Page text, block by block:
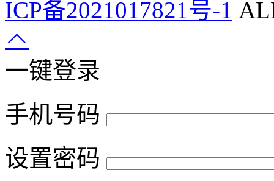
ICP备2021017821号-1
一键登录
手机号码
设置密码